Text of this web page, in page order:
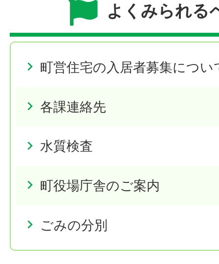
よくみられる
町営住宅の入居者募集につい
各課連絡先
水質検査
町役場庁舎のご案内
ごみの分別